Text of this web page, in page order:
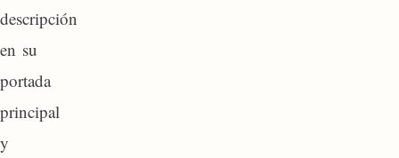
descripción
en su
portada
principal
y